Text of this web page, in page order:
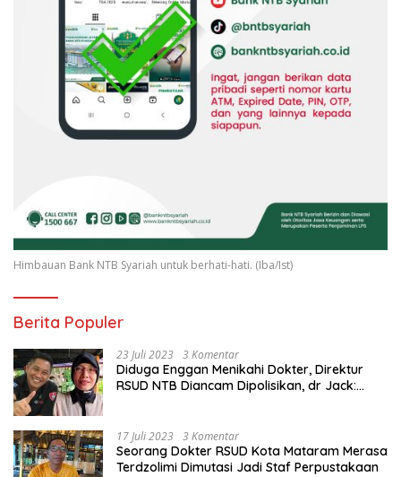
Himbauan Bank NTB Syariah untuk berhati-hati. (Iba/Ist)
Berita Populer
23 Juli 2023 3 Komentar
Diduga Enggan Menikahi Dokter, Direktur
RSUD NTB Diancam Dipolisikan, dr Jack:
17 Juli 2023 3 Komentar
Seorang Dokter RSUD Kota Mataram Merasa
Terdzolimi Dimutasi Jadi Staf Perpustakaan